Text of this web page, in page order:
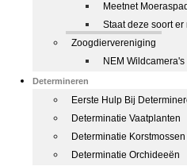
Meetnet
Staat deze soort er
Zoogdiervereniging
NEM Wildcamera's
Determineren
Eerste Hulp Bij
Determinatie Vaatplanten
Determinatie Korstmossen
Determinatie Orchideeën